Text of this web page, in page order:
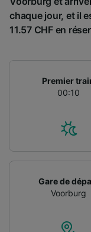
chaque jour, et il
11.57 CHF en
Premier
00:10
Gare de
Voorburg
Utiliser des
précises.
informations
études
Liste de nos